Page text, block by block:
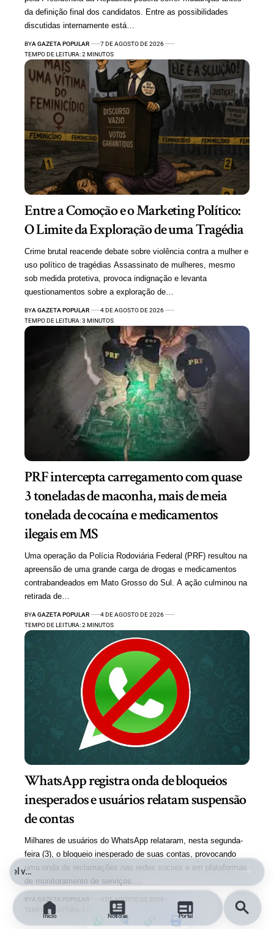
Entre a Comoção e o Marketing Político: O Limite da Exploração de uma Tragédia
Início Notícias Portal
da definição final dos candidatos. Entre as possibilidades
discutidas internamente está…
BYA GAZETA POPULAR
7 DE AGOSTO DE 2026
TEMPO DE LEITURA: 2 MINUTOS
Entre a Comoção e o Marketing Político:
O Limite da Exploração de uma Tragédia
Crime brutal reacende debate sobre violência contra a mulher e
uso político de tragédias Assassinato de mulheres, mesmo
sob medida protetiva, provoca indignação e levanta
questionamentos sobre a exploração de…
BYA GAZETA POPULAR
4 DE AGOSTO DE 2026
TEMPO DE LEITURA: 3 MINUTOS
PRF intercepta carregamento com quase
3 toneladas de maconha, mais de meia
tonelada de cocaína e medicamentos
ilegais em MS
Uma operação da Polícia Rodoviária Federal (PRF) resultou na
apreensão de uma grande carga de drogas e medicamentos
contrabandeados em Mato Grosso do Sul. A ação culminou na
retirada de…
BYA GAZETA POPULAR
4 DE AGOSTO DE 2026
TEMPO DE LEITURA: 2 MINUTOS
WhatsApp registra onda de bloqueios
inesperados e usuários relatam suspensão
de contas
Milhares de usuários do WhatsApp relataram, nesta segunda-
feira (3), o bloqueio inesperado de suas contas, provocando
uma onda de reclamações nas redes sociais e em plataformas
de monitoramento de serviços.…
BYA GAZETA POPULAR
4 DE AGOSTO DE 2026
TEMPO DE LEITURA: 2 MINUTOS